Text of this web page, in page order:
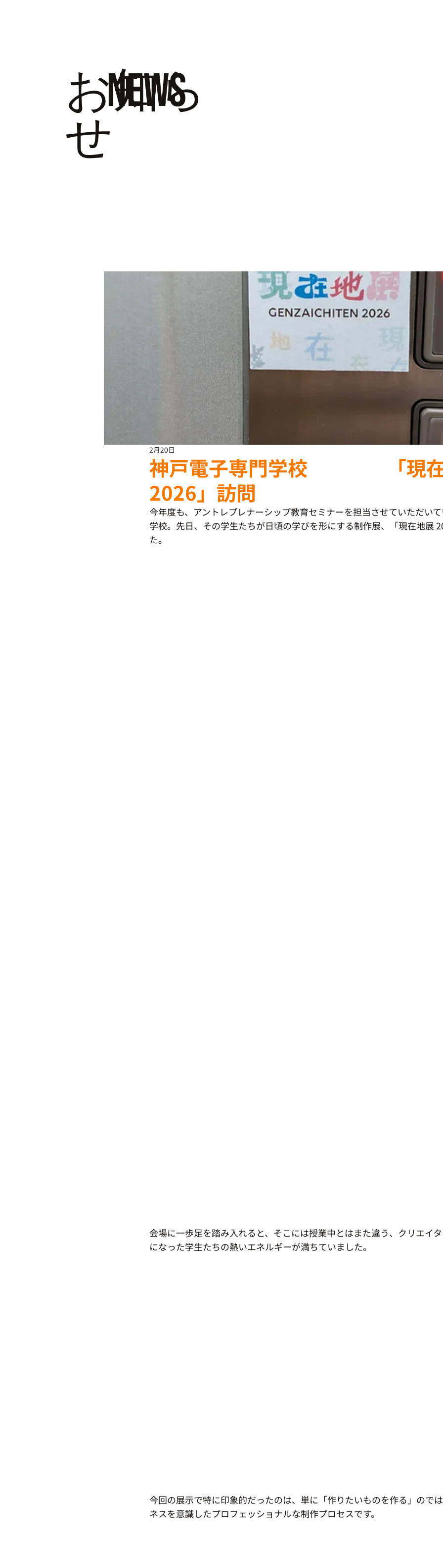
NEWS
​お知ら
せ
神戸電子専門学校 「現在
2026」訪問
2月20日
今年度も、アントレプレナーシップ教育セミナーを担当させていただい
学校。先日、その学生たちが日頃の学びを形にする制作展、「現在地展
た。
会場に一歩足を踏み入れると、そこには授業中とはまた違う、クリエイ
になった学生たちの熱いエネルギーが満ちていました。
今回の展示で特に印象的だったのは、単に「作りたいものを作る」ので
ネスを意識したプロフェッショナルな制作プロセスです。